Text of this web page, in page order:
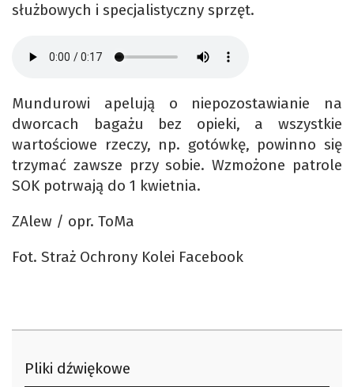
służbowych i specjalistyczny sprzęt.
Mundurowi apelują o niepozostawianie na
dworcach bagażu bez opieki, a wszystkie
wartościowe rzeczy, np. gotówkę, powinno się
trzymać zawsze przy sobie. Wzmożone patrole
SOK potrwają do 1 kwietnia.
ZAlew / opr. ToMa
Fot. Straż Ochrony Kolei Facebook
Pliki dźwiękowe